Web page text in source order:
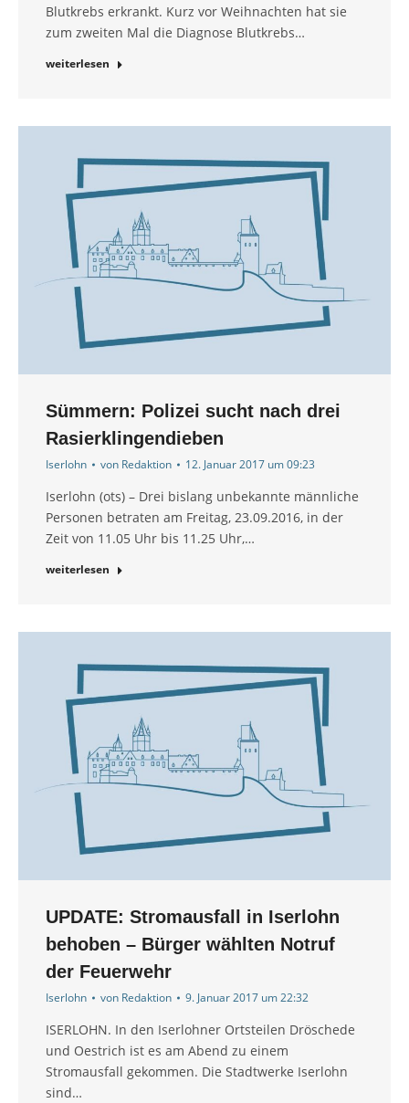
Blutkrebs erkrankt. Kurz vor Weihnachten hat sie
zum zweiten Mal die Diagnose Blutkrebs…
weiterlesen
Sümmern: Polizei sucht nach drei
Rasierklingendieben
Iserlohn von Redaktion 12. Januar 2017 um 09:23
Iserlohn (ots) – Drei bislang unbekannte männliche
Personen betraten am Freitag, 23.09.2016, in der
Zeit von 11.05 Uhr bis 11.25 Uhr,…
weiterlesen
UPDATE: Stromausfall in Iserlohn
behoben – Bürger wählten Notruf
der Feuerwehr
Iserlohn von Redaktion 9. Januar 2017 um 22:32
ISERLOHN. In den Iserlohner Ortsteilen Dröschede
und Oestrich ist es am Abend zu einem
Stromausfall gekommen. Die Stadtwerke Iserlohn
sind…